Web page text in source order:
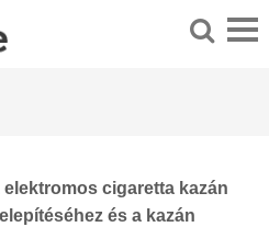
cigaretta kazán
és a kazán